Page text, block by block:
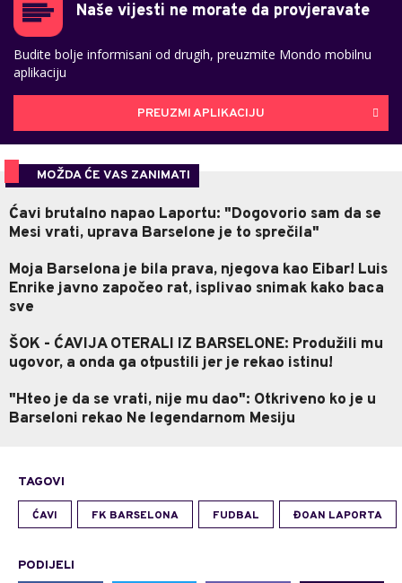
Naše vijesti ne morate da provjeravate
Budite bolje informisani od drugih, preuzmite Mondo mobilnu
aplikaciju
PREUZMI APLIKACIJU
MOŽDA ĆE VAS ZANIMATI
Ćavi brutalno napao Laportu: "Dogovorio sam da se
Mesi vrati, uprava Barselone je to sprečila"
Moja Barselona je bila prava, njegova kao Eibar! Luis
Enrike javno započeo rat, isplivao snimak kako baca
sve
ŠOK - ĆAVIJA OTERALI IZ BARSELONE: Produžili mu
ugovor, a onda ga otpustili jer je rekao istinu!
"Hteo je da se vrati, nije mu dao": Otkriveno ko je u
Barseloni rekao Ne legendarnom Mesiju
TAGOVI
ĆAVI FK BARSELONA FUDBAL ĐOAN LAPORTA
PODIJELI